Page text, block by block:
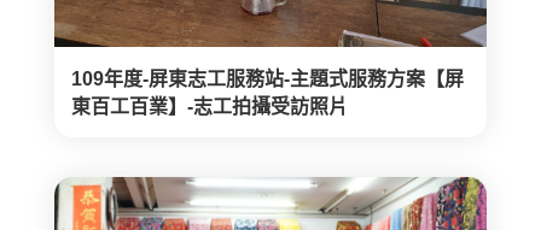
109年度-屏東志工服務站-主題式服務方案【屏
東百工百業】-志工拍攝受訪照片